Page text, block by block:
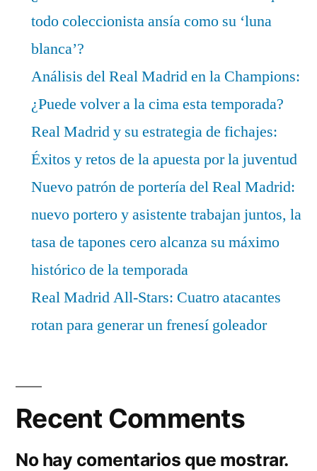
todo coleccionista ansía como su ‘luna
blanca’?
Análisis del Real Madrid en la Champions:
¿Puede volver a la cima esta temporada?
Real Madrid y su estrategia de fichajes:
Éxitos y retos de la apuesta por la juventud
Nuevo patrón de portería del Real Madrid:
nuevo portero y asistente trabajan juntos, la
tasa de tapones cero alcanza su máximo
histórico de la temporada
Real Madrid All-Stars: Cuatro atacantes
rotan para generar un frenesí goleador
Recent Comments
No hay comentarios que mostrar.